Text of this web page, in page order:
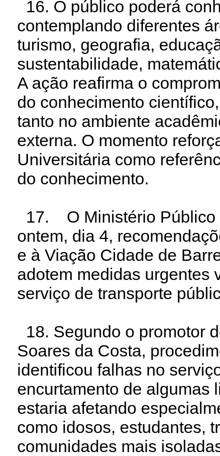
16. O público poderá
contemplando diferentes
turismo, geografia,
sustentabilidade,
A ação reafirma o
do conhecimento
tanto no ambiente
externa. O momento
Universitária como
do conhecimento.
17. O Ministério Público
ontem, dia 4,
e à Viação Cidade de
adotem medidas urgentes
serviço de transporte
18. Segundo o promotor
Soares da Costa,
identificou falhas no
encurtamento de algumas
estaria afetando
como idosos, estudantes,
comunidades mais